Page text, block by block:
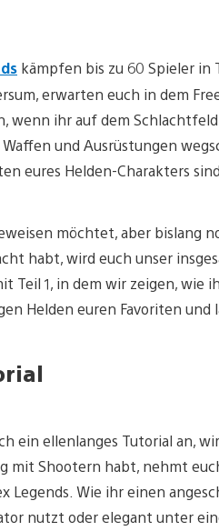
kämpfen bis zu 60 Spieler in
erwarten euch in dem
wenn ihr auf dem
und Ausrüstungen
eures Helden-Charakters
möchtet, aber bislang
habt, wird euch unser
Teil 1, in dem wir zeigen, wie
Helden euren Favoriten und
ein ellenlanges Tutorial an,
mit Shootern habt, nehmt
Wie ihr einen
nutzt oder elegant unter